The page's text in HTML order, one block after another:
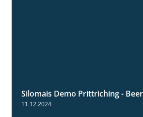
Silomais Demo Prittriching -
11.12.2024